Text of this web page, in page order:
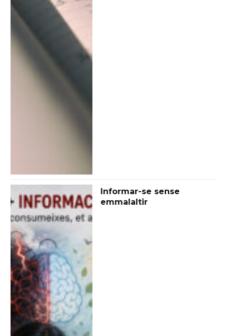
Informar-se sense
emmalaltir